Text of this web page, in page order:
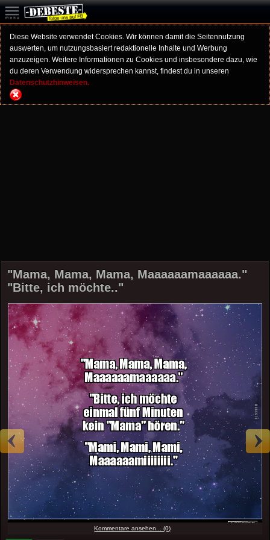
Diese Website verwendet Cookies. Wir können damit die Seitennutzung
auswerten, um nutzungsbasiert redaktionelle Inhalte und Werbung
anzuzeigen. Weitere Informationen zu Cookies und insbesondere dazu, wie
du deren Verwendung widersprechen kannst, findest du in unseren
Datenschutzhinweisen.
"Mama, Mama, Mama, Maaaaaamaaaaaa."
"Bitte, ich möchte.."
Kommentare ansehen... (0)